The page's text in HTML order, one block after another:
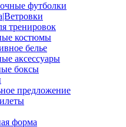
футболки
тренировок
костюмы
белье
аксессуары
боксы
предложение
форма